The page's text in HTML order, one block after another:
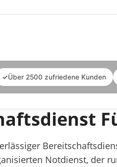
✓Über 2500 zufriedene Kunden
Notdienst, der